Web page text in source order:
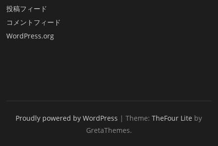
投稿フィード
コメントフィード
WordPress.org
Proudly powered by WordPress |Theme:TheFour Lite by
GretaThemes.